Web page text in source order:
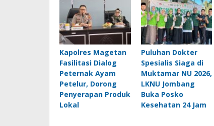
Kapolres Magetan
Fasilitasi Dialog
Peternak Ayam
Petelur, Dorong
Penyerapan Produk
Lokal
Puluhan Dokter
Spesialis Siaga di
Muktamar NU 2026,
LKNU Jombang
Buka Posko
Kesehatan 24 Jam